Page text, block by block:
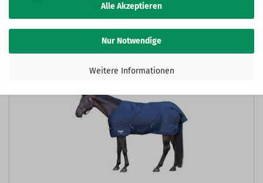
Alle Akzeptieren
Nur Notwendige
Weitere Informationen
4,49 EUR
4,49 EUR pro Stück